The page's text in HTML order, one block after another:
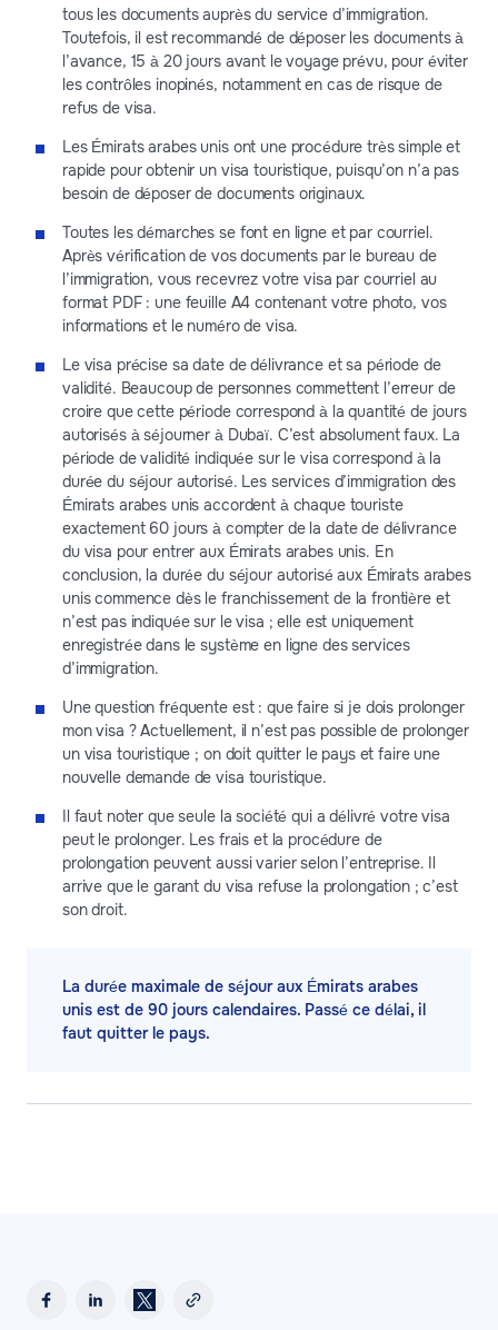
tous les documents auprès du service d’immigration.
Toutefois, il est recommandé de déposer les documents à
l’avance, 15 à 20 jours avant le voyage prévu, pour éviter
les contrôles inopinés, notamment en cas de risque de
refus de visa.
Les Émirats arabes unis ont une procédure très simple et
rapide pour obtenir un visa touristique, puisqu’on n’a pas
besoin de déposer de documents originaux.
Toutes les démarches se font en ligne et par courriel.
Après vérification de vos documents par le bureau de
l’immigration, vous recevrez votre visa par courriel au
format PDF : une feuille A4 contenant votre photo, vos
informations et le numéro de visa.
Le visa précise sa date de délivrance et sa période de
validité. Beaucoup de personnes commettent l’erreur de
croire que cette période correspond à la quantité de jours
autorisés à séjourner à Dubaï. C’est absolument faux. La
période de validité indiquée sur le visa correspond à la
durée du séjour autorisé. Les services d’immigration des
Émirats arabes unis accordent à chaque touriste
exactement 60 jours à compter de la date de délivrance
du visa pour entrer aux Émirats arabes unis. En
conclusion, la durée du séjour autorisé aux Émirats arabes
unis commence dès le franchissement de la frontière et
n’est pas indiquée sur le visa ; elle est uniquement
enregistrée dans le système en ligne des services
d’immigration.
Une question fréquente est : que faire si je dois prolonger
mon visa ? Actuellement, il n’est pas possible de prolonger
un visa touristique ; on doit quitter le pays et faire une
nouvelle demande de visa touristique.
Il faut noter que seule la société qui a délivré votre visa
peut le prolonger. Les frais et la procédure de
prolongation peuvent aussi varier selon l’entreprise. Il
arrive que le garant du visa refuse la prolongation ; c’est
son droit.
La durée maximale de séjour aux Émirats arabes
unis est de 90 jours calendaires. Passé ce délai, il
faut quitter le pays.